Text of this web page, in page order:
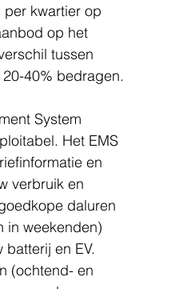
kwartier op
op het
tussen
40% bedragen.
System
Het EMS
en
verbruik en
daluren
in weekenden)
batterij en EV.
(ochtend- en